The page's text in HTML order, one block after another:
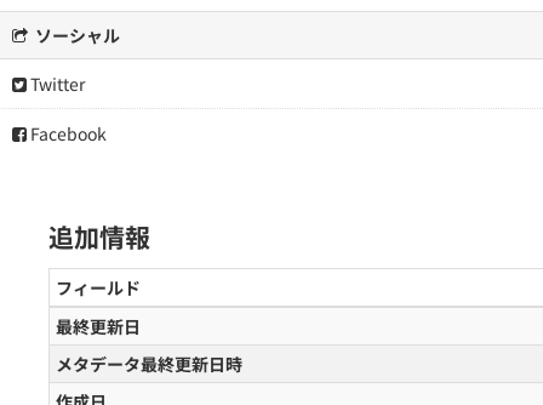
ソーシャル
Twitter
Facebook
追加情報
フィールド
最終更新日
メタデータ最終更新日時